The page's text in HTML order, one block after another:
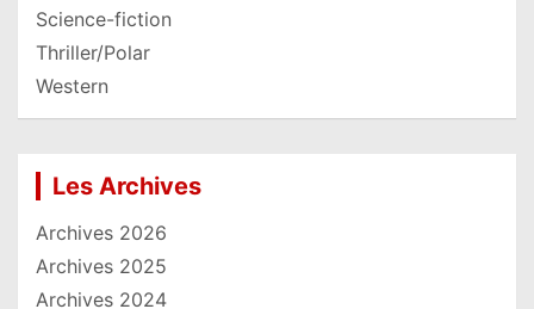
Science-fiction
Thriller/Polar
Western
Les Archives
Archives 2026
Archives 2025
Archives 2024